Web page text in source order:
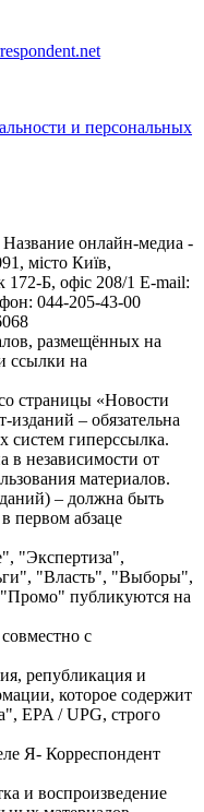
и персональных
онлайн-медиа -
місто Київ,
Б, офіс 208/1 E-mail:
044-205-43-00
размещённых на
ссылки на
страницы «Новости
– обязательна
систем гиперссылка.
в независимости от
материалов.
– должна быть
первом абзаце
"Экспертиза",
"Власть", "Выборы",
публикуются на
с
републикация и
которое содержит
EPA / UPG, строго
Я- Корреспондент
и воспроизведение